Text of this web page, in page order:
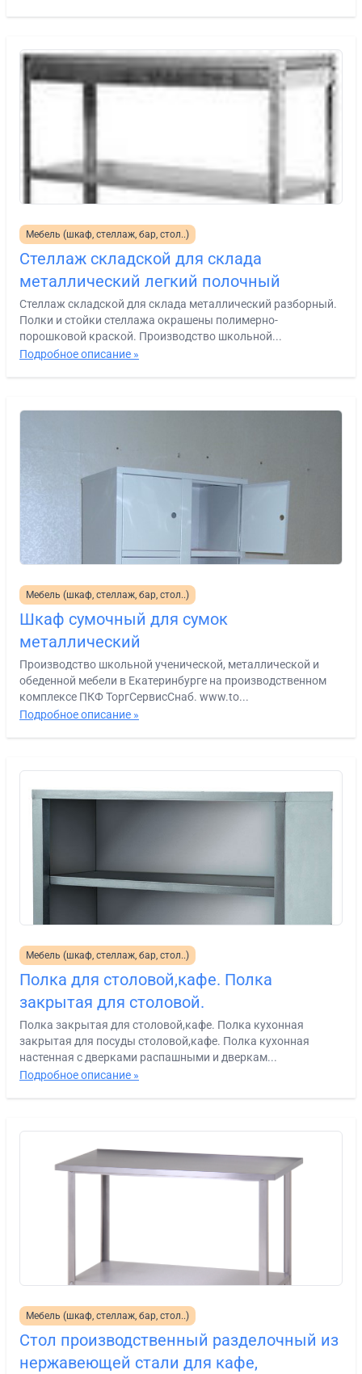
Мебель (шкаф, стеллаж, бар, стол..)
Стеллаж складской для склада
металлический легкий полочный
Стеллаж складской для склада металлический разборный.
Полки и стойки стеллажа окрашены полимерно-
порошковой краской. Производство школьной...
Подробное описание »
Мебель (шкаф, стеллаж, бар, стол..)
Шкаф сумочный для сумок
металлический
Производство школьной ученической, металлической и
обеденной мебели в Екатеринбурге на производственном
комплексе ПКФ ТоргСервисСнаб. www.to...
Подробное описание »
Мебель (шкаф, стеллаж, бар, стол..)
Полка для столовой,кафе. Полка
закрытая для столовой.
Полка закрытая для столовой,кафе. Полка кухонная
закрытая для посуды столовой,кафе. Полка кухонная
настенная с дверками распашными и дверкам...
Подробное описание »
Мебель (шкаф, стеллаж, бар, стол..)
Стол производственный разделочный из
нержавеющей стали для кафе,